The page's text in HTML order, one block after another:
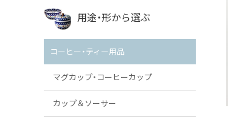
ミレナ
ボレス
用途・形から選ぶ
コーヒー・ティー用品
マグカップ・コーヒーカップ
カップ＆ソーサー